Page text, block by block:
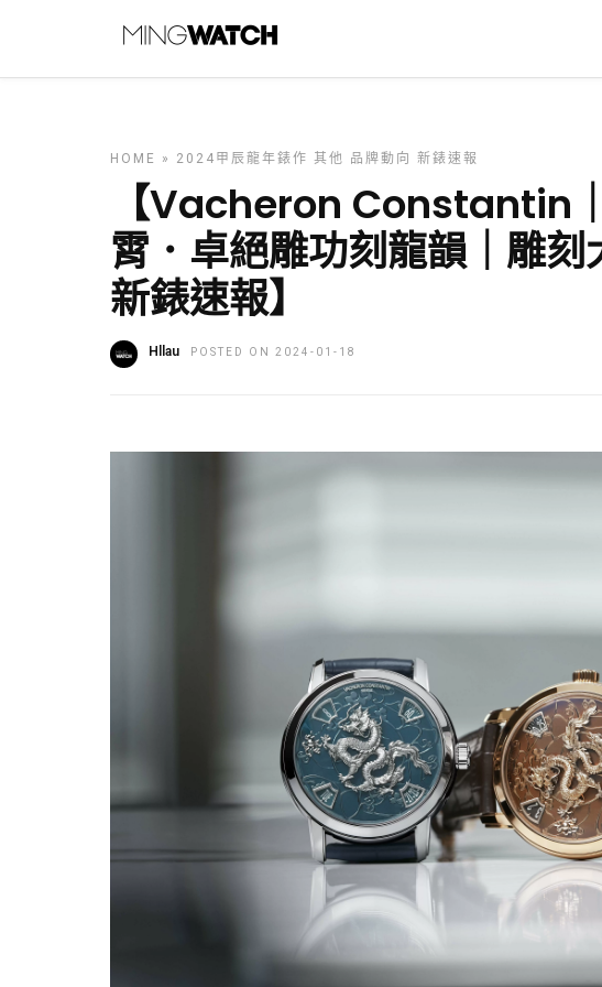
HOME » 2024甲辰龍年錶作 其他 品牌動向 新錶速報
【Vacheron Constantin
霄．卓絕雕功刻龍韻｜雕刻
新錶速報】
Hllau POSTED ON 2024-01-18